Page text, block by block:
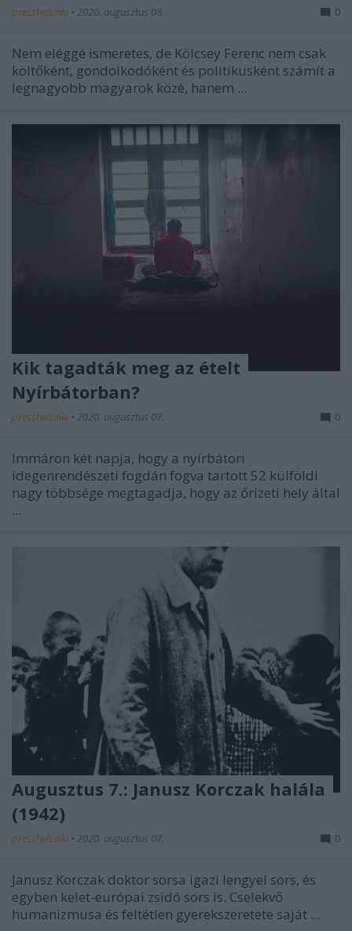
presshelsinki • 2020. augusztus 08. 0
Nem eléggé ismeretes, de Kölcsey Ferenc nem csak
költőként, gondolkodóként és politikusként számít a
legnagyobb magyarok közé, hanem ...
Kik tagadták meg az ételt
Nyírbátorban?
presshelsinki • 2020. augusztus 07. 0
Immáron két napja, hogy a nyírbátori
idegenrendészeti fogdán fogva tartott 52 külföldi
nagy többsége megtagadja, hogy az őrizeti hely által
...
Augusztus 7.: Janusz Korczak halála
(1942)
presshelsinki • 2020. augusztus 07. 0
Janusz Korczak doktor sorsa igazi lengyel sors, és
egyben kelet-európai zsidó sors is. Cselekvő
humanizmusa és feltétlen gyerekszeretete saját ...